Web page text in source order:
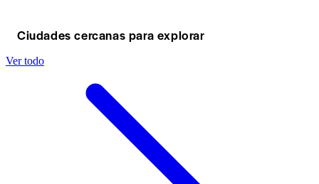
Ciudades cercanas para explorar
Ver todo